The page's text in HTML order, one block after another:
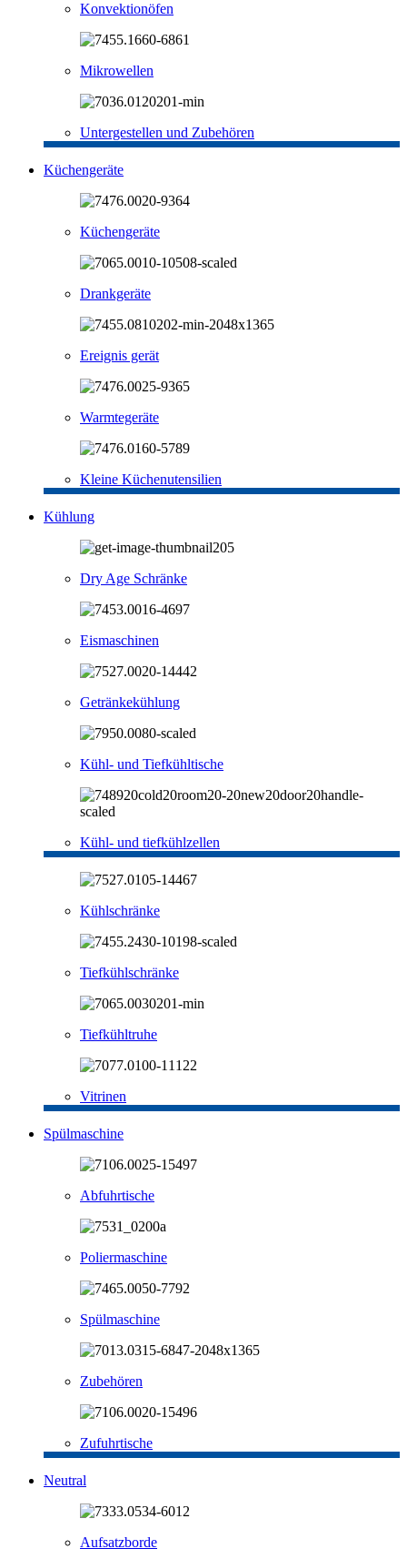
Konvektionöfen
Mikrowellen
Untergestellen und Zubehören
Küchengeräte
Küchengeräte
Drankgeräte
Ereignis gerät
Warmtegeräte
Kleine Küchenutensilien
Kühlung
Dry Age Schränke
Eismaschinen
Getränkekühlung
Kühl- und Tiefkühltische
Kühl- und tiefkühlzellen
Kühlschränke
Tiefkühlschränke
Tiefkühltruhe
Vitrinen
Spülmaschine
Abfuhrtische
Poliermaschine
Spülmaschine
Zubehören
Zufuhrtische
Neutral
Aufsatzborde